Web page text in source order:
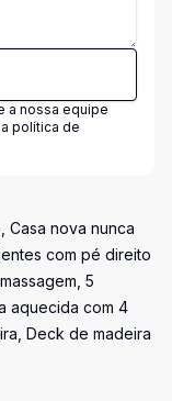
a nossa equipe
política de
Casa nova nunca
com pé direito
5
aquecida com 4
Deck de madeira